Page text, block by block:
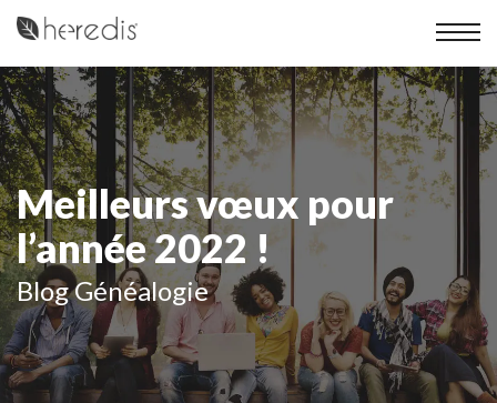
Meilleurs vœux pour
l’année 2022 !
Blog Généalogie